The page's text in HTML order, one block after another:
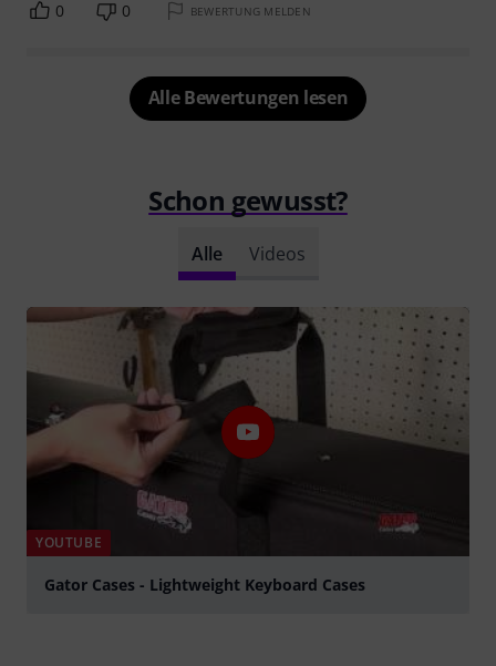
0 0 BEWERTUNG MELDEN
Alle Bewertungen lesen
Schon gewusst?
Alle Videos
YOUTUBE
Gator Cases - Lightweight Keyboard Cases